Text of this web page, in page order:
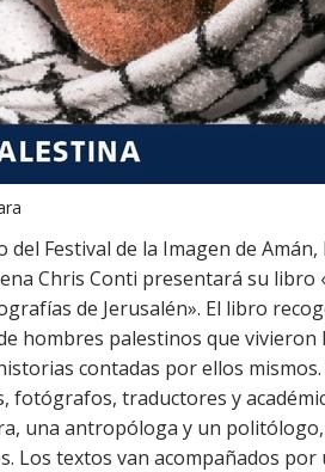
del Festival de la Imagen de
Chris Conti presentará su libro
de Jerusalén». El libro
hombres palestinos que vivieron
contadas por ellos
fotógrafos, traductores y
una antropóloga y un
Los textos van acompañados